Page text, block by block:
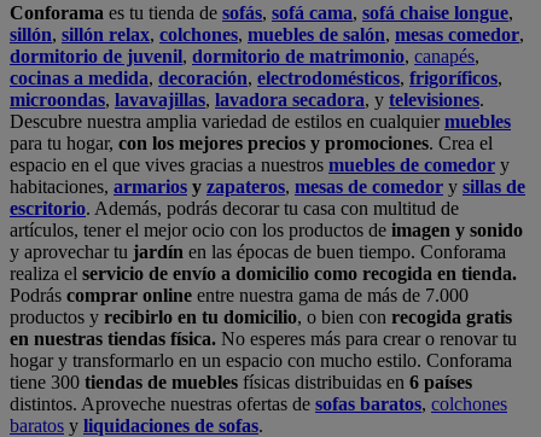
Conforama es tu tienda de sofás, sofá cama, sofá chaise longue,
sillón, sillón relax, colchones, muebles de salón, mesas comedor,
dormitorio de juvenil, dormitorio de matrimonio, canapés,
cocinas a medida, decoración, electrodomésticos, frigoríficos,
microondas, lavavajillas, lavadora secadora, y televisiones.
Descubre nuestra amplia variedad de estilos en cualquiermuebles
para tu hogar, con los mejores precios y promociones. Crea el
espacio en el que vives gracias a nuestros muebles de comedor y
habitaciones, armarios y zapateros, mesas de comedor y sillas de
escritorio. Además, podrás decorar tu casa con multitud de
artículos, tener el mejor ocio con los productos de imagen y sonido
y aprovechar tu jardín en las épocas de buen tiempo. Conforama
realiza el servicio de envío a domicilio como recogida en tienda.
Podrás comprar online entre nuestra gama de más de 7.000
productos y recibirlo en tu domicilio, o bien con recogida gratis
en nuestras tiendas física. No esperes más para crear o renovar tu
hogar y transformarlo en un espacio con mucho estilo. Conforama
tiene 300 tiendas de muebles físicas distribuidas en 6 países
distintos. Aproveche nuestras ofertas de sofas baratos, colchones
baratos y liquidaciones de sofas.